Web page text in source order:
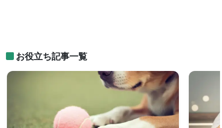
お役立ち記事一覧